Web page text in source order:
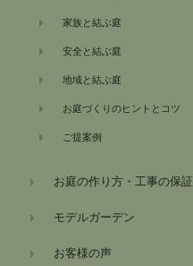
家族と結ぶ庭
安全と結ぶ庭
地域と結ぶ庭
お庭づくりのヒントとコツ
ご提案例
お庭の作り方・工事の保証
モデルガーデン
お客様の声